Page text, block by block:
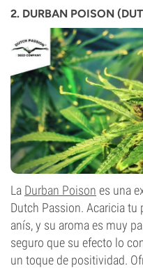
2. DURBAN POISON
La Durban Poison es una
Dutch Passion. Acaricia tu
anís, y su aroma es muy
seguro que su efecto lo
un toque de positividad.